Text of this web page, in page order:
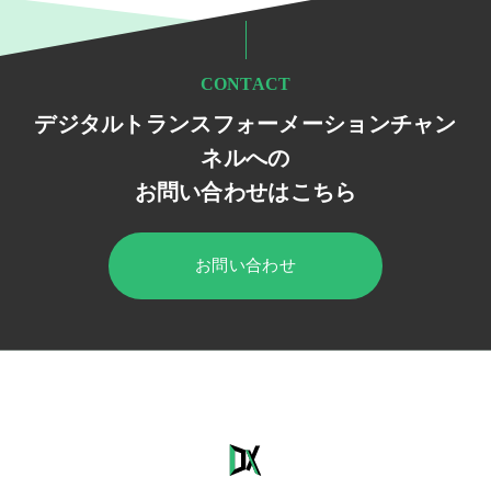
CONTACT
デジタルトランスフォーメーションチャン
ネルへの
お問い合わせはこちら
お問い合わせ